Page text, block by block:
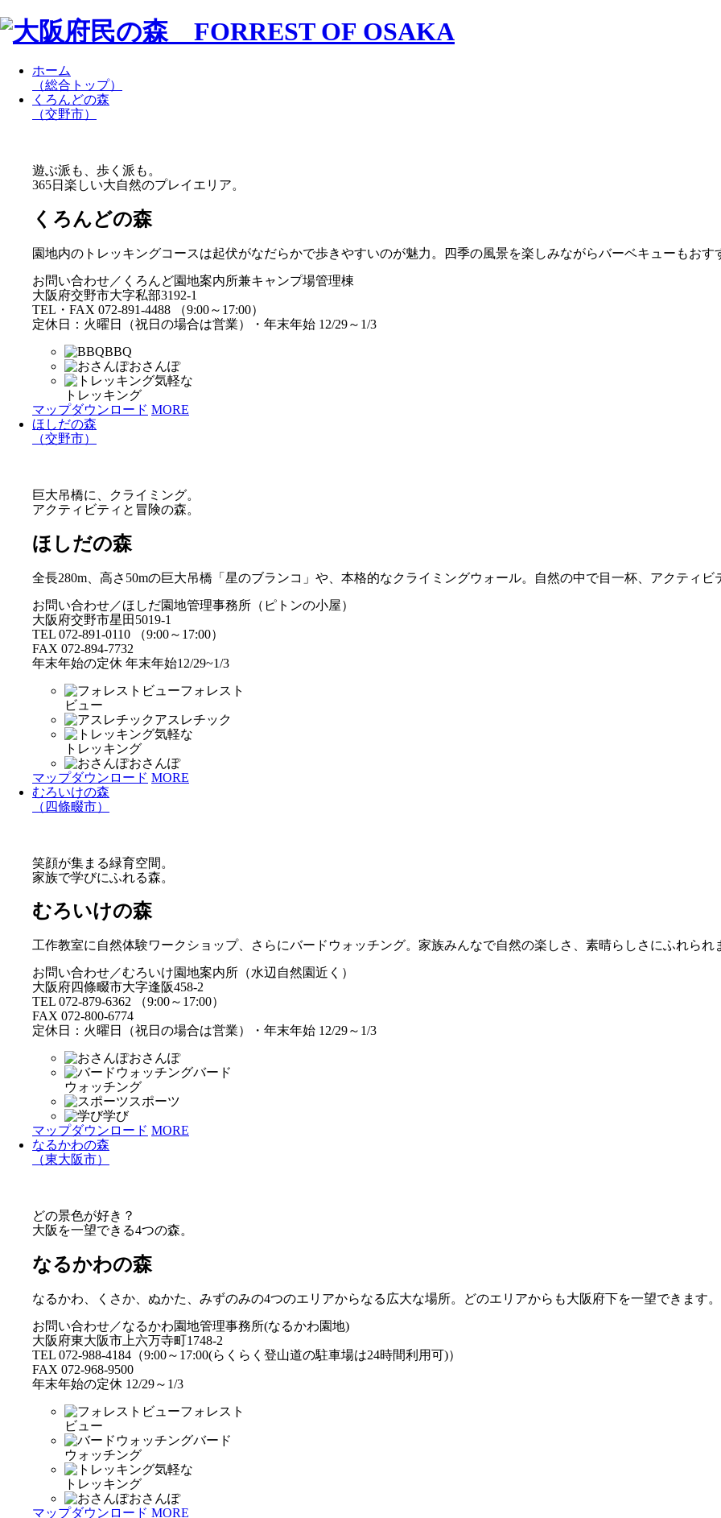
ホーム
（総合トップ）
くろんどの森
（交野市）
遊ぶ派も、歩く派も。
365日楽しい大自然のプレイエリア。
くろんどの森
園地内のトレッキングコースは起伏がなだらかで歩きやすいのが魅力。四季の風景を楽しみながらバーベキューもおす
お問い合わせ／くろんど園地案内所兼キャンプ場管理棟
大阪府交野市大字私部3192-1
TEL・FAX 072-891-4488 （9:00～17:00）
定休日：火曜日（祝日の場合は営業）・年末年始 12/29～1/3
BBQ
おさんぽ
気軽な
トレッキング
マップダウンロード MORE
ほしだの森
（交野市）
巨大吊橋に、クライミング。
アクティビティと冒険の森。
ほしだの森
全長280m、高さ50mの巨大吊橋「星のブランコ」や、本格的なクライミングウォール。自然の中で目一杯、アクティビ
お問い合わせ／ほしだ園地管理事務所（ピトンの小屋）
大阪府交野市星田5019-1
TEL 072-891-0110 （9:00～17:00）
FAX 072-894-7732
年末年始の定休 年末年始12/29~1/3
フォレスト
ビュー
アスレチック
気軽な
トレッキング
おさんぽ
マップダウンロード MORE
むろいけの森
（四條畷市）
笑顔が集まる緑育空間。
家族で学びにふれる森。
むろいけの森
工作教室に自然体験ワークショップ、さらにバードウォッチング。家族みんなで自然の楽しさ、素晴らしさにふれられ
お問い合わせ／むろいけ園地案内所（水辺自然園近く）
大阪府四條畷市大字逢阪458-2
TEL 072-879-6362 （9:00～17:00）
FAX 072-800-6774
定休日：火曜日（祝日の場合は営業）・年末年始 12/29～1/3
おさんぽ
バード
ウォッチング
スポーツ
学び
マップダウンロード MORE
なるかわの森
（東大阪市）
どの景色が好き？
大阪を一望できる4つの森。
なるかわの森
なるかわ、くさか、ぬかた、みずのみの4つのエリアからなる広大な場所。どのエリアからも大阪府下を一望できます。
お問い合わせ／なるかわ園地管理事務所(なるかわ園地)
大阪府東大阪市上六万寺町1748-2
TEL 072-988-4184（9:00～17:00(らくらく登山道の駐車場は24時間利用可)）
FAX 072-968-9500
年末年始の定休 12/29～1/3
フォレスト
ビュー
バード
ウォッチング
気軽な
トレッキング
おさんぽ
マップダウンロード MORE